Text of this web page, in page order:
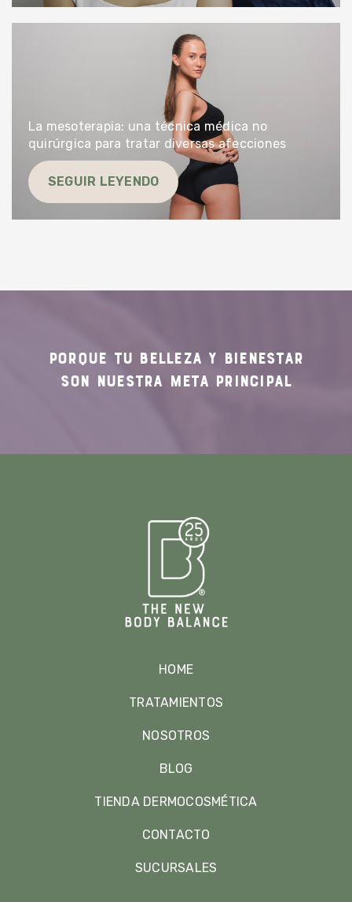
La mesoterapia: una técnica médica no
quirúrgica para tratar diversas afecciones
SEGUIR LEYENDO
PORQUE TU BELLEZA Y BIENESTAR
SON NUESTRA META PRINCIPAL
HOME
TRATAMIENTOS
NOSOTROS
BLOG
TIENDA DERMOCOSMÉTICA
CONTACTO
SUCURSALES